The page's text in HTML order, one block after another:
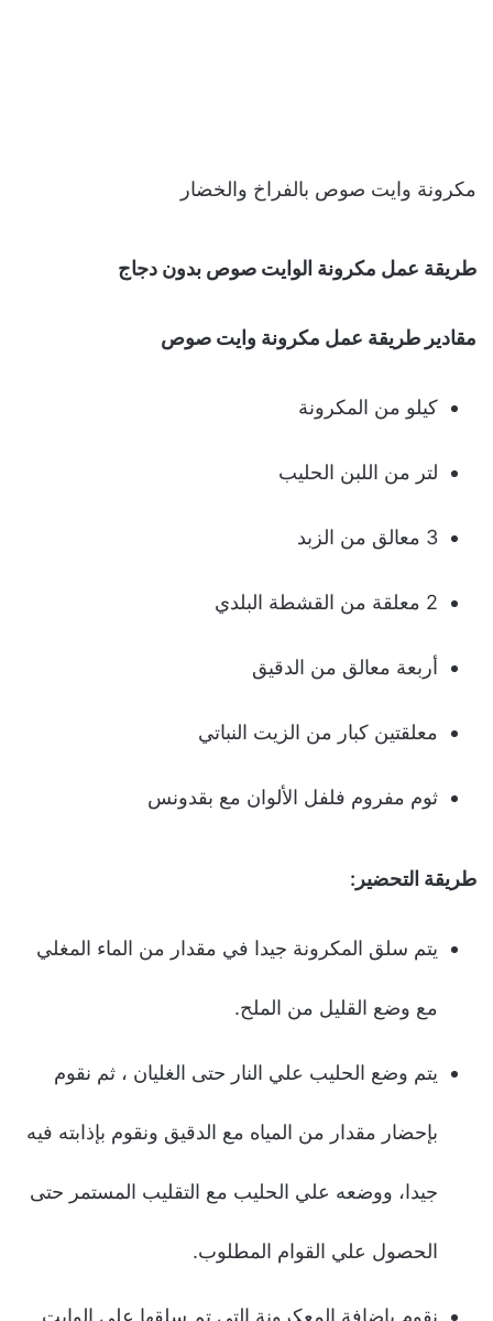
مكرونة وايت صوص بالفراخ والخضار
طريقة عمل مكرونة الوايت صوص بدون دجاج
مقادير طريقة عمل مكرونة وايت صوص
كيلو من المكرونة
لتر من اللبن الحليب
3 معالق من الزبد
2 معلقة من القشطة البلدي
أربعة معالق من الدقيق
معلقتين كبار من الزيت النباتي
ثوم مفروم فلفل الألوان مع بقدونس
طريقة التحضير:
يتم سلق المكرونة جيدا في مقدار من الماء المغلي
مع وضع القليل من الملح.
يتم وضع الحليب علي النار حتى الغليان ، ثم نقوم
بإحضار مقدار من المياه مع الدقيق ونقوم بإذابته فيه
جيدا، ووضعه علي الحليب مع التقليب المستمر حتى
الحصول علي القوام المطلوب.
نقوم بإضافة المعكرونة التي تم سلقها علي الوايت